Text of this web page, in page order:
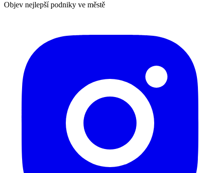
Objev nejlepší podniky ve městě